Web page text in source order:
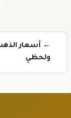
← أسعار
ولحظي